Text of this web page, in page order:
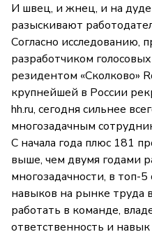
И швец, и жнец, и на
разыскивают
Согласно исследованию,
разработчиком
резидентом «Сколково»
крупнейшей в России
hh.ru, сегодня сильнее
многозадачным
С начала года плюс 181
выше, чем двумя годами
многозадачности, в топ-
навыков на рынке труда
работать в команде,
ответственность и